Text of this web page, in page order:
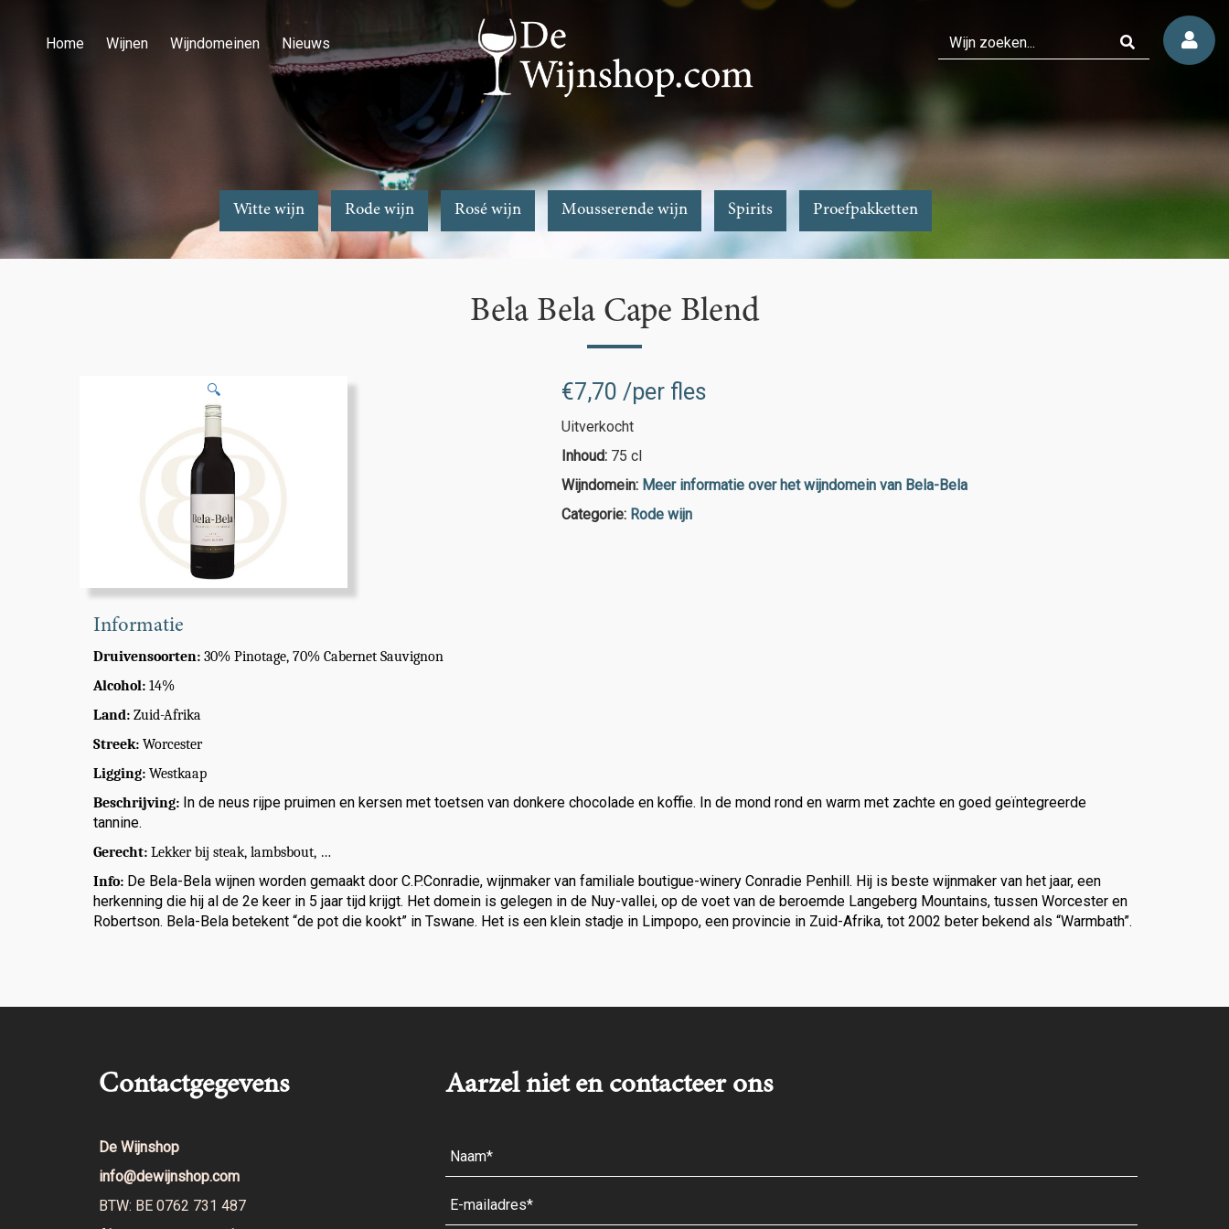
Home Wijnen Wijndomeinen Nieuws
Witte wijn Rode wijn Rosé wijn Mousserende wijn Spirits Proefpakketten
Bela Bela Cape Blend
🔍 €7,70 /per fles
Uitverkocht
Inhoud: 75 cl
Wijndomein: Meer informatie over het wijndomein van Bela-Bela
Categorie: Rode wijn
Informatie
Druivensoorten: 30% Pinotage, 70% Cabernet Sauvignon
Alcohol: 14%
Land: Zuid-Afrika
Streek: Worcester
Ligging: Westkaap
Beschrijving: In de neus rijpe pruimen en kersen met toetsen van donkere chocolade en koffie. In de mond rond en warm met zachte en goed geïntegreerde
tannine.
Gerecht: Lekker bij steak, lambsbout, …
Info: De Bela-Bela wijnen worden gemaakt door C.P.Conradie, wijnmaker van familiale boutigue-winery Conradie Penhill. Hij is beste wijnmaker van het jaar, een
herkenning die hij al de 2e keer in 5 jaar tijd krijgt. Het domein is gelegen in de Nuy-vallei, op de voet van de beroemde Langeberg Mountains, tussen Worcester en
Robertson. Bela-Bela betekent “de pot die kookt” in Tswane. Het is een klein stadje in Limpopo, een provincie in Zuid-Afrika, tot 2002 beter bekend als “Warmbath”.
Contactgegevens
De Wijnshop
info@dewijnshop.com
BTW: BE 0762 731 487
Aarzel niet en contacteer ons